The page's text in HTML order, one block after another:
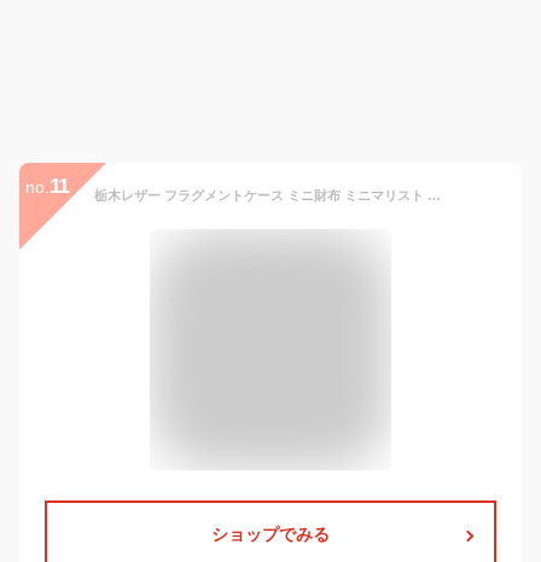
no. 11 栃木レザー フラグメントケース ミニ財布 ミニマリスト キャッシュレス カードケース 日本製 送料無料 経年変化 革 本革 コンパクト 薄い 薄型 軽い 軽量 レディース メンズ ギフト プレゼント 記念日 お祝い ペア 女性 男性 誕生日 入学 クリスマス サイフ
ショップでみる